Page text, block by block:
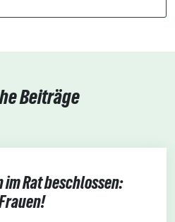
Beiträge
Rat beschlossen: